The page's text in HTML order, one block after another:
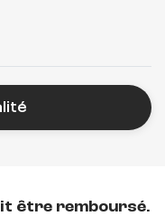
être remboursé.